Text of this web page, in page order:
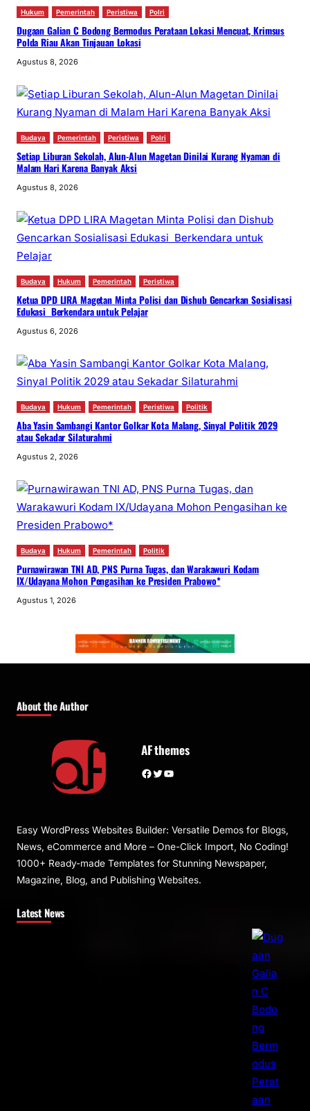
Hukum Pemerintah Peristiwa Polri
Dugaan Galian C Bodong Bermodus Perataan Lokasi Mencuat, Krimsus
Polda Riau Akan Tinjauan Lokasi
Agustus 8, 2026
Budaya Pemerintah Peristiwa Polri
Setiap Liburan Sekolah, Alun-Alun Magetan Dinilai Kurang Nyaman di
Malam Hari Karena Banyak Aksi
Agustus 8, 2026
Budaya Hukum Pemerintah Peristiwa
Ketua DPD LIRA Magetan Minta Polisi dan Dishub Gencarkan Sosialisasi
Edukasi Berkendara untuk Pelajar
Agustus 6, 2026
Budaya Hukum Pemerintah Peristiwa Politik
Aba Yasin Sambangi Kantor Golkar Kota Malang, Sinyal Politik 2029
atau Sekadar Silaturahmi
Agustus 2, 2026
Budaya Hukum Pemerintah Politik
Purnawirawan TNI AD, PNS Purna Tugas, dan Warakawuri Kodam
IX/Udayana Mohon Pengasihan ke Presiden Prabowo*
Agustus 1, 2026
About the Author
AF themes
Facebook Twitter YouTube
Easy WordPress Websites Builder: Versatile Demos for Blogs,
News, eCommerce and More – One-Click Import, No Coding!
1000+ Ready-made Templates for Stunning Newspaper,
Magazine, Blog, and Publishing Websites.
Latest News